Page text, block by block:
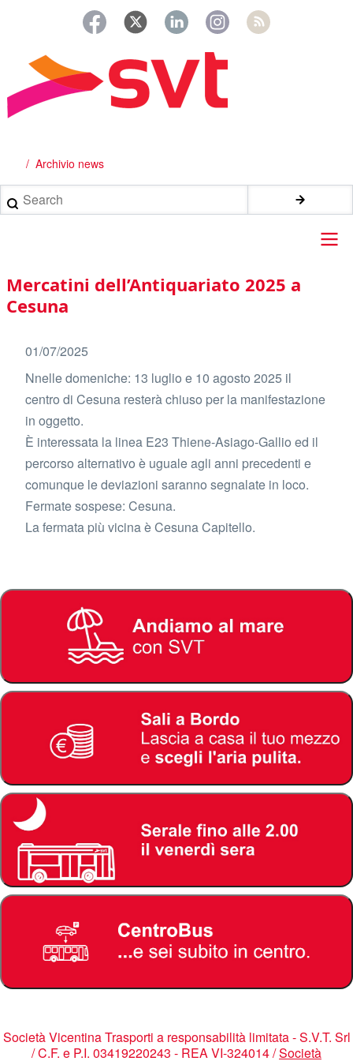
principale
Briciole
di
pane
Archivio news
Search
Main
navigation
Mercatini dell’Antiquariato 2025 a
Cesuna
01/07/2025
Nnelle domeniche: 13 luglio e 10 agosto 2025 il
centro di Cesuna resterà chiuso per la manifestazione
in oggetto.
È interessata la linea E23 Thiene-Asiago-Gallio ed il
percorso alternativo è uguale agli anni precedenti e
comunque le deviazioni saranno segnalate in loco.
Fermate sospese: Cesuna.
La fermata più vicina è Cesuna Capitello.
Società Vicentina Trasporti a responsabilità limitata - S.V.T. Srl
/ C.F. e P.I. 03419220243 - REA VI-324014 /Società